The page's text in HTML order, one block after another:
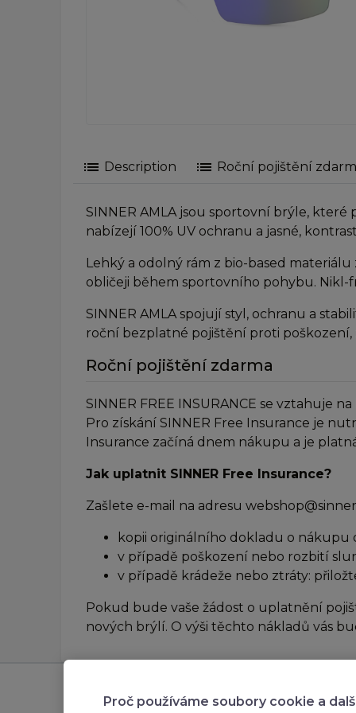
list Description list Roční pojištění
SINNER AMLA jsou sportovní brýle,
nabízejí 100% UV ochranu a jasné,
Lehký a odolný rám z bio-based
obličeji během sportovního pohybu. Nikl-
SINNER AMLA spojují styl, ochranu a
roční bezplatné pojištění proti poškození,
Roční pojištění zdarma
SINNER FREE INSURANCE se vztahuje
Pro získání SINNER Free Insurance je
Insurance začíná dnem nákupu a je
Jak uplatnit SINNER Free Insurance?
Zašlete e-mail na adresu
kopii originálního dokladu o nákupu
v případě poškození nebo rozbití
v případě krádeže nebo ztráty:
Pokud bude vaše žádost o uplatnění
nových brýlí. O výši těchto nákladů vás
newsletter
Proč používáme soubory cookie a